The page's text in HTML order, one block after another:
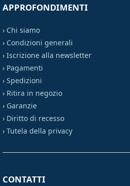
APPROFONDIMENTI
› Chi siamo
› Condizioni generali
› Iscrizione alla newsletter
› Pagamenti
› Spedizioni
› Ritira in negozio
› Garanzie
› Diritto di recesso
› Tutela della privacy
CONTATTI